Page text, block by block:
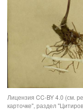
Лицензия CC-BY 4.0 (см.
карточке", раздел